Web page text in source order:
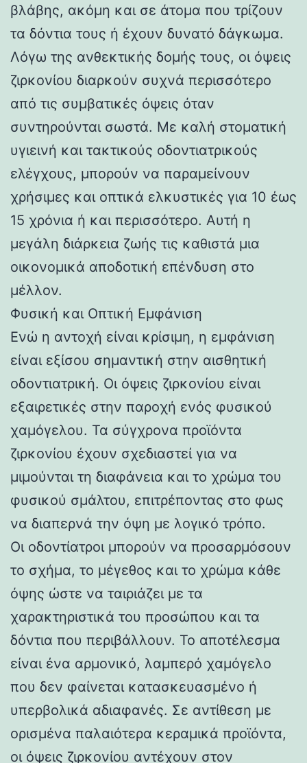
βλάβης, ακόμη και σε άτομα που τρίζουν
τα δόντια τους ή έχουν δυνατό δάγκωμα.
Λόγω της ανθεκτικής δομής τους, οι όψεις
ζιρκονίου διαρκούν συχνά περισσότερο
από τις συμβατικές όψεις όταν
συντηρούνται σωστά. Με καλή στοματική
υγιεινή και τακτικούς οδοντιατρικούς
ελέγχους, μπορούν να παραμείνουν
χρήσιμες και οπτικά ελκυστικές για 10 έως
15 χρόνια ή και περισσότερο. Αυτή η
μεγάλη διάρκεια ζωής τις καθιστά μια
οικονομικά αποδοτική επένδυση στο
μέλλον.
Φυσική και Οπτική Εμφάνιση
Ενώ η αντοχή είναι κρίσιμη, η εμφάνιση
είναι εξίσου σημαντική στην αισθητική
οδοντιατρική. Οι όψεις ζιρκονίου είναι
εξαιρετικές στην παροχή ενός φυσικού
χαμόγελου. Τα σύγχρονα προϊόντα
ζιρκονίου έχουν σχεδιαστεί για να
μιμούνται τη διαφάνεια και το χρώμα του
φυσικού σμάλτου, επιτρέποντας στο φως
να διαπερνά την όψη με λογικό τρόπο.
Οι οδοντίατροι μπορούν να προσαρμόσουν
το σχήμα, το μέγεθος και το χρώμα κάθε
όψης ώστε να ταιριάζει με τα
χαρακτηριστικά του προσώπου και τα
δόντια που περιβάλλουν. Το αποτέλεσμα
είναι ένα αρμονικό, λαμπερό χαμόγελο
που δεν φαίνεται κατασκευασμένο ή
υπερβολικά αδιαφανές. Σε αντίθεση με
ορισμένα παλαιότερα κεραμικά προϊόντα,
οι όψεις ζιρκονίου αντέχουν στον